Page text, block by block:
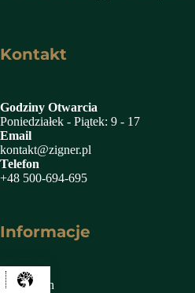
Kontakt
Godziny Otwarcia
Poniedziałek - Piątek: 9 - 17
Email
kontakt@zigner.pl
Telefon
+48 500-694-695
Informacje
Regulamin